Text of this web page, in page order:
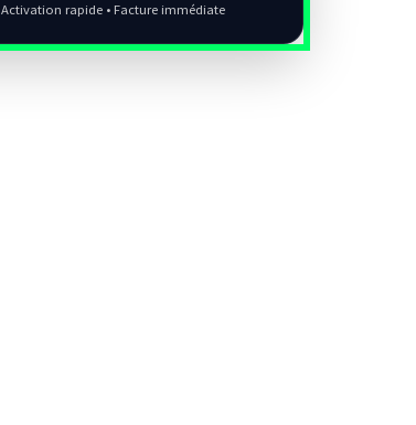
Activation rapide • Facture immédiate